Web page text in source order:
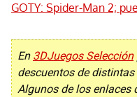
GOTY: Spider-Man 2;
En 3DJuegos Selección
descuentos de
Algunos de los